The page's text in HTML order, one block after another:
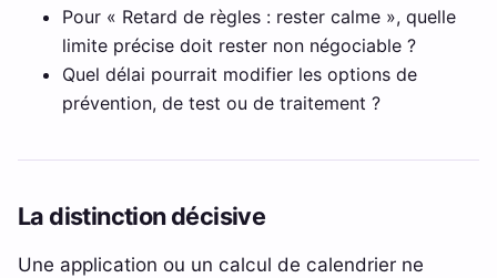
Pour « Retard de règles : rester calme », quelle
limite précise doit rester non négociable ?
Quel délai pourrait modifier les options de
prévention, de test ou de traitement ?
La distinction décisive
Une application ou un calcul de calendrier ne